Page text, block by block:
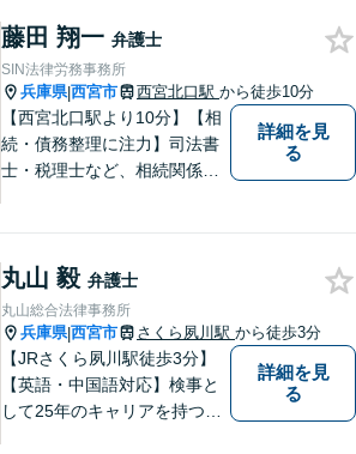
丁寧な対応、アドバイスをさ
せていただきます。
藤田 翔一 弁護士
SIN法律労務事務所
兵庫県|西宮市 西宮北口駅 から徒歩10分
【西宮北口駅より10分】【相
続・債務整理に注力】司法書
士・税理士など、相続関係に
象とした、法律サービスを提
供しております。お気軽に、
ご相談ください。
詳細を見
る
丸山 毅 弁護士
丸山総合法律事務所
兵庫県|西宮市 さくら夙川駅 から徒歩3分
【JRさくら夙川駅徒歩3分】
【英語・中国語対応】検事と
して25年のキャリアを持つ弁
詳細を見
る